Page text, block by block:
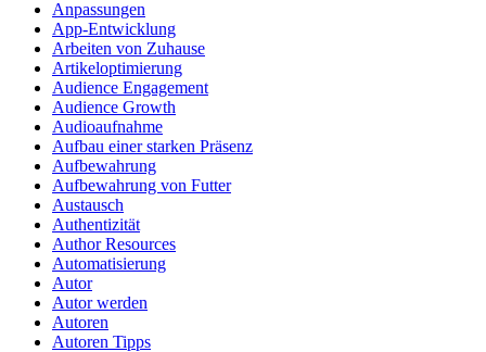
Anpassungen
App-Entwicklung
Arbeiten von Zuhause
Artikeloptimierung
Audience Engagement
Audience Growth
Audioaufnahme
Aufbau einer starken Präsenz
Aufbewahrung
Aufbewahrung von Futter
Austausch
Authentizität
Author Resources
Automatisierung
Autor
Autor werden
Autoren
Autoren Tipps